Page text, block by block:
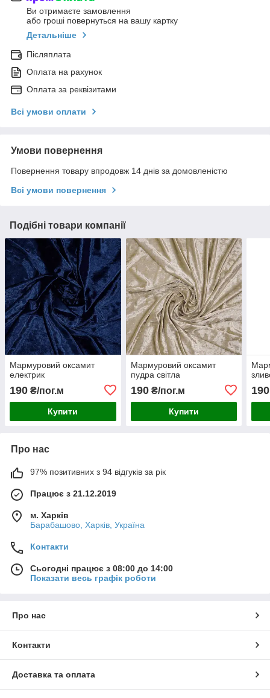
Ви отримаєте замовлення
або гроші повернуться на вашу картку
Детальніше
Післяплата
Оплата на рахунок
Оплата за реквізитами
Всі умови оплати
Умови повернення
Повернення товару впродовж 14 днів за домовленістю
Всі умови повернення
Подібні товари компанії
Мармуровий оксамит
електрик
190 ₴/пог.м
Купити
Мармуровий оксамит
пудра світла
190₴/пог.м
Купити
190
Про нас
97% позитивних з 94 відгуків за рік
Працює з 21.12.2019
м. Харків
Барабашово, Харків, Україна
Контакти
Сьогодні працює з 08:00 до 14:00
Показати весь графік роботи
Про нас
Контакти
Доставка та оплата